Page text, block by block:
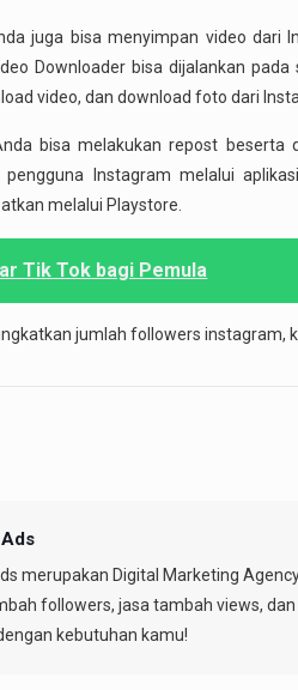
juga bisa menyimpan video dari
Downloader bisa dijalankan
video, dan download foto dari
bisa melakukan repost
Instagram melalui
melalui Playstore.
Tik Tok bagi Pemula
jumlah followers instagram,
merupakan Digital Marketing
followers, jasa tambah views,
kebutuhan kamu!